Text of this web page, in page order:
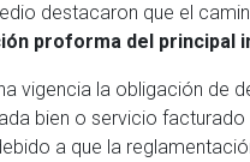
destacaron que el
proforma del principal
vigencia la obligación de
bien o servicio
a que la